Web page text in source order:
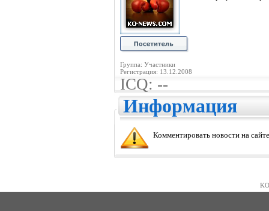
Группа: Участники
Регистрация: 13.12.2008
ICQ: --
Информация
Комментировать новости на